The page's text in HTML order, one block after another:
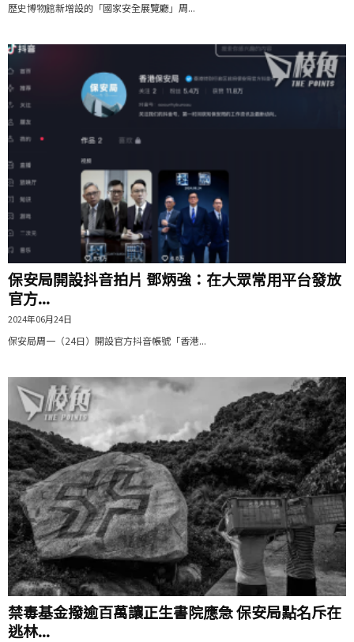
歷史博物館新增設的「國家安全展覽廳」周...
保安局開設抖音拍片 鄧炳強：在大眾常用平台發放
官方...
2024年06月24日
保安局周一（24日）開設官方抖音帳號「香港...
禁毒基金撥逾百萬讓正生書院應急 保安局點名斥在
逃林...